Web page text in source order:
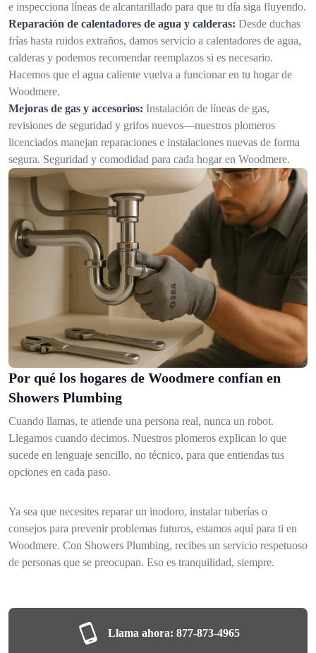
e inspecciona líneas de alcantarillado para que tu día siga fluyendo.
Reparación de calentadores de agua y calderas: Desde duchas
frías hasta ruidos extraños, damos servicio a calentadores de agua,
calderas y podemos recomendar reemplazos si es necesario.
Hacemos que el agua caliente vuelva a funcionar en tu hogar de
Woodmere.
Mejoras de gas y accesorios: Instalación de líneas de gas,
revisiones de seguridad y grifos nuevos—nuestros plomeros
licenciados manejan reparaciones e instalaciones nuevas de forma
segura. Seguridad y comodidad para cada hogar en Woodmere.
Por qué los hogares de Woodmere confían en
Showers Plumbing
Cuando llamas, te atiende una persona real, nunca un robot.
Llegamos cuando decimos. Nuestros plomeros explican lo que
sucede en lenguaje sencillo, no técnico, para que entiendas tus
opciones en cada paso.
Ya sea que necesites reparar un inodoro, instalar tuberías o
consejos para prevenir problemas futuros, estamos aquí para ti en
Woodmere. Con Showers Plumbing, recibes un servicio respetuoso
de personas que se preocupan. Eso es tranquilidad, siempre.
Llama ahora: 877-873-4965